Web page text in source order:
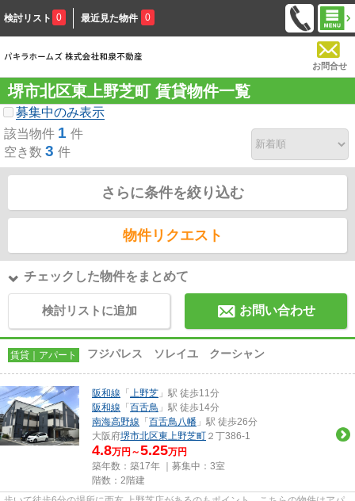
検討リスト 0 最近見た物件 0
お問合せ
堺市北区東上野芝町 賃貸物件一覧
募集中のみ表示
該当物件 1 件
空き数 3 件
さらに条件を絞り込む
物件リクエスト
チェックした物件をまとめて
検討リストに追加 お問い合わせ
賃貸｜アパート フジパレス ソレイユ クーシャン
阪和線 「 上野芝 」駅 徒歩11分
阪和線 「 百舌鳥 」駅 徒歩14分
南海高野線 「 百舌鳥八幡 」駅 徒歩26分
大阪府堺市北区東上野芝町 ２丁386-1
4.8万円～5.25万円
築年数：築17年 ｜募集中： 3室
階数：2階建